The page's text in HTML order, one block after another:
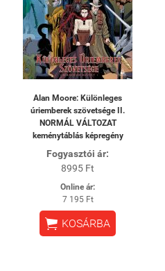
Alan Moore: Különleges
úriemberek szövetsége II.
NORMÁL VÁLTOZAT
keménytáblás képregény
Fogyasztói ár:
8995 Ft
Online ár:
7 195 Ft
 KOSÁRBA